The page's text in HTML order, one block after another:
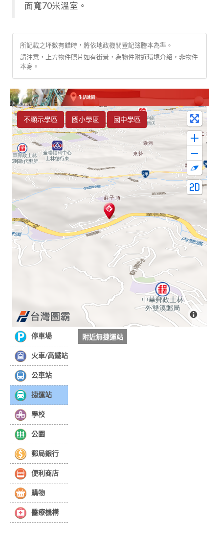
面寬70米溫室。
所記載之坪數有錯時，將依地政機關登記簿謄本為準。
請注意，上方物件照片如有街景，為物件附近環境介紹，非物件
本身。
不顯示學區 國小學區 國中學區
停車場
火車/高鐵站
公車站
捷運站
學校
公園
郵局銀行
便利商店
購物
醫療機構
附近無捷運站